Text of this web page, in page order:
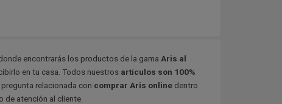
encontrarás los productos de la gama Aris al
en tu casa. Todos nuestros artículos son 100%
relacionada con comprar Aris onlinedentro
de atención al cliente.